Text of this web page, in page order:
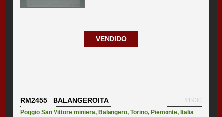
VENDIDO
RM2455 BALANGEROITA
#1930
Poggio San Vittore miniera, Balangero,Torino, Piemonte, Italia